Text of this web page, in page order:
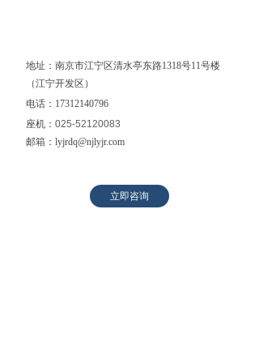
地址：南京市江宁区清水亭东路1318号11号楼
（江宁开发区）
电话：17312140796
座机： 025-52120083
邮箱：lyjrdq@njlyjr.com
立即咨询